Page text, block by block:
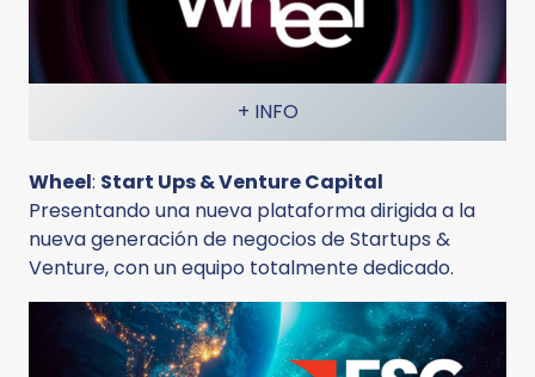
+ INFO
Wheel: Start Ups & Venture Capital
Presentando una nueva plataforma dirigida a la
nueva generación de negocios de Startups &
Venture, con un equipo totalmente dedicado.